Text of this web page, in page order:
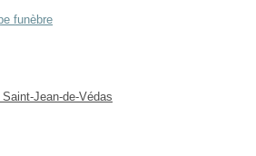
funèbre
Jean-de-Védas